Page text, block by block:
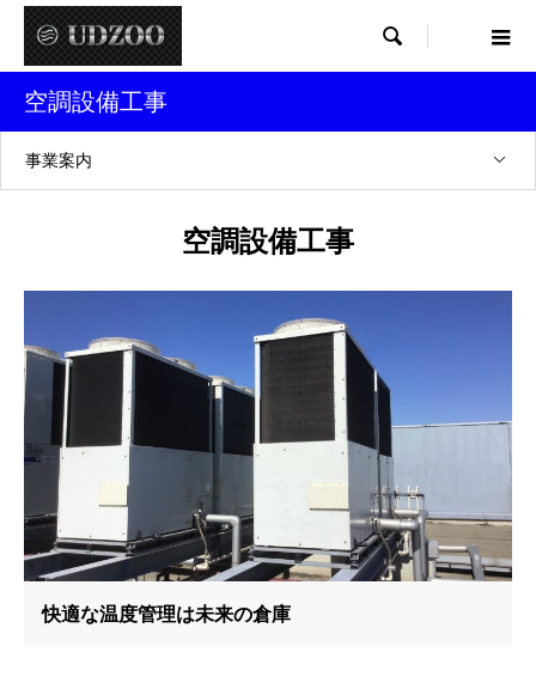

空調設備工事
事業案内
空調設備工事
快適な温度管理は未来の倉庫